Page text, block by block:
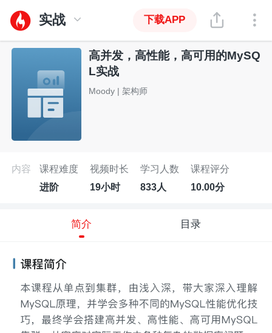
实战 下载APP
高并发，高性能，高可用的MySQ
L实战
Moody | 架构师
内容
课程难度
进阶
视频时长
19小时
学习人数
833人
课程评分
10.00分
简介 目录